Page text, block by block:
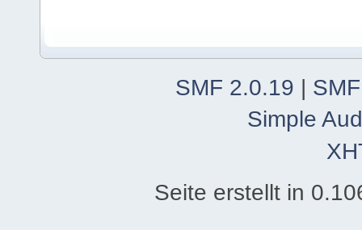
SMF 2.0.19 |
Simple
Seite erstellt in